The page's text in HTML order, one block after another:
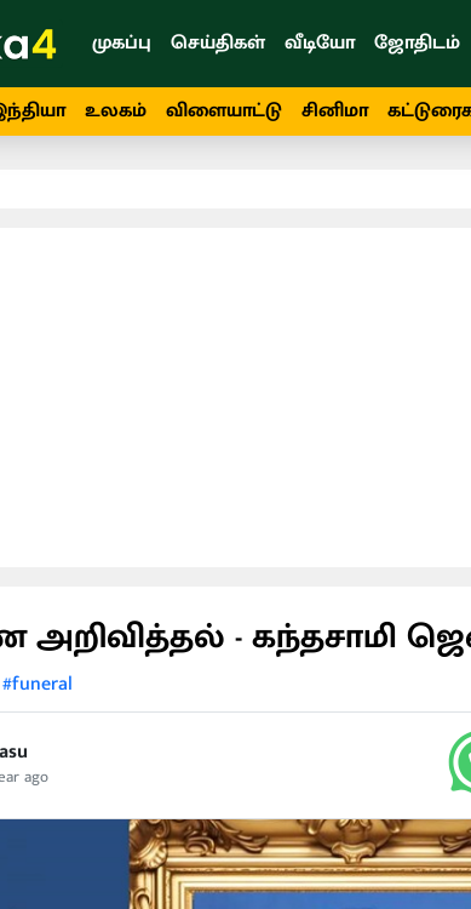
முகப்பு செய்திகள் வீடியோ ஜோதிடம்
உலகம் விளையாட்டு சினிமா
அறிவித்தல் - கந்தசாமி
#funeral
ago